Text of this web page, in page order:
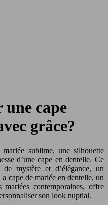
cape
grâce?
sublime, une silhouette
d’une cape en dentelle. Ce
mystère et d’élégance, un
cape de mariée en dentelle, un
mariées contemporaines, offre
son look nuptial.